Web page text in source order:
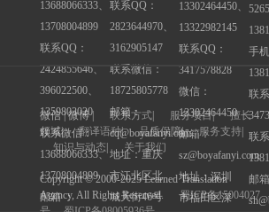
13688066333、
13708004899
联系QQ：
2424855646、
396022500、
1359803020
联系微信：
13688066333、
13708004899
邮箱 ：
联系QQ：
2823644970、
3162905147
联系微信：
18725805778
邮箱：
cq@boyafanyi.com
地址：重庆
市江北区北
城天街46号
13302464450、
13322982145
联系QQ：
3417578828
微信：
13302464450
邮箱：
sz@boyafanyi.com
地址：深圳
市福田区深
手机
联
联
邮
微信 | 微博 | 联系方式| 服务项目|
擅长
领域| 翻译语种| 品质保障| 服务支持|
知识与动态
关于我们
Copyright © 2000-2025 Learned Translation
Agency, All Rights Reserved.
蜀ICP备15004027
号
蜀ICP备08005936号